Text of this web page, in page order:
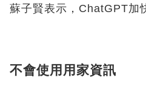
蘇子賢表示，ChatGPT加
不會使用用家資訊